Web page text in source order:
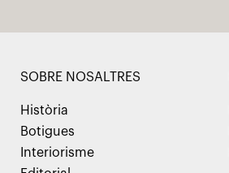
SOBRE NOSALTRES
Història
Botigues
Interiorisme